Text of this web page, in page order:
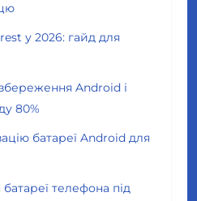
у 2026: гайд для
Android і
80%
батареї Android для
телефона під